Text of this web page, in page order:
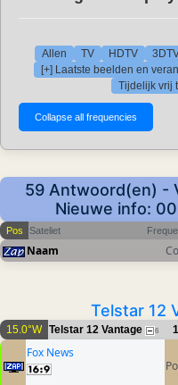
Allen TV HDTV
[+] Laatste beelden en
Tijdelijk vrij
59 Antwoord(en) -
Nieuwe info:
Pos Sateliet
Naam
Telstar 12
15.0°W Telstar 12 Vantage 6
Fox News